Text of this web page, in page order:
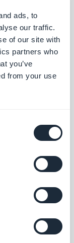
ads, to
our traffic.
of our site with
partners who
you’ve
from your use
au
quelques
relais.
votre